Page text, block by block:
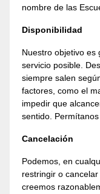
nombre de las
Disponibilidad
Nuestro objetivo es
servicio posible.
siempre salen
factores, como el
impedir que
sentido.
Cancelación
Podemos, en
restringir o
creemos